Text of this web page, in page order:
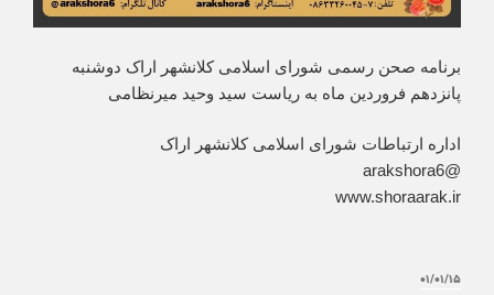
برنامه صحن رسمی شورای اسلامی کلانشهر اراک دوشنبه
پانزدهم فروردین ماه به ریاست سید وحید میرنظامی
اداره ارتباطات شورای اسلامی کلانشهر اراک
@arakshora6
www.shoraarak.ir
۰۱/۰۱/۱۵